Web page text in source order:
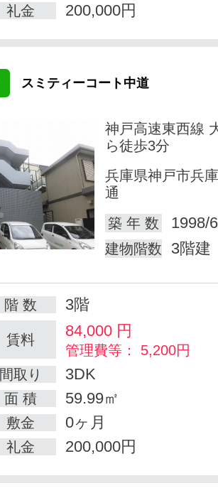
礼金 200,000円
スミティーコート中道
神戸高速東西線
ら徒歩3分
兵庫県神戸市兵
通
築 年 数
1998/
建物階数 3階建
階 数 3階
賃料 84,000 円
管理費等： 5,200円
間取り
3DK
面 積 59.99㎡
敷金 0ヶ月
礼金 200,000円